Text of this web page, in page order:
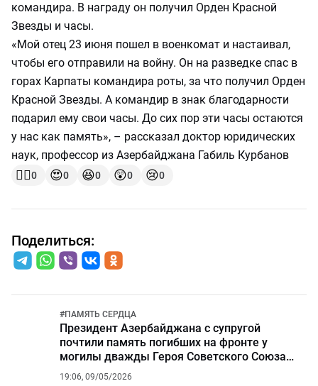
командира. В награду он получил Орден Красной
Звезды и часы.
«Мой отец 23 июня пошел в военкомат и настаивал,
чтобы его отправили на войну. Он на разведке спас в
горах Карпаты командира роты, за что получил Орден
Красной Звезды. А командир в знак благодарности
подарил ему свои часы. До сих пор эти часы остаются
у нас как память», – рассказал доктор юридических
наук, профессор из Азербайджана Габиль Курбанов
👍🏻0 😍0 😆0 😲0 😢0
Поделиться:
#ПАМЯТЬ СЕРДЦА
Президент Азербайджана с супругой
почтили память погибших на фронте у
могилы дважды Героя Советского Союза
Ази Асланова
19:06, 09/05/2026